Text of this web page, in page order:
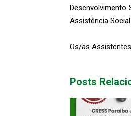
Desenvolvimento
Assistência Social.
Os/as
Posts